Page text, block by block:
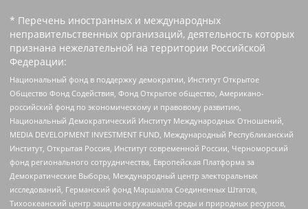
* Перечень иностранных и международных
неправительственных организаций, деятельность которых
признана нежелательной на территории Российской
Федерации:
Национальный фонд в поддержку демократии, Институт Открытое
Общество Фонд Содействия, Фонд Открытое общество, Американо-
российский фонд по экономическому и правовому развитию,
Национальный Демократический Институт Международных Отношений,
MEDIA DEVELOPMENT INVESTMENT FUND, Международный Республиканский
Институт, Открытая Россия, Институт современной России, Черноморский
фонд регионального сотрудничества, Европейская Платформа за
Демократические Выборы, Международный центр электоральных
исследований, Германский фонд Маршалла Соединенных Штатов,
Тихоокеанский центр защиты окружающей среды и природных ресурсов,